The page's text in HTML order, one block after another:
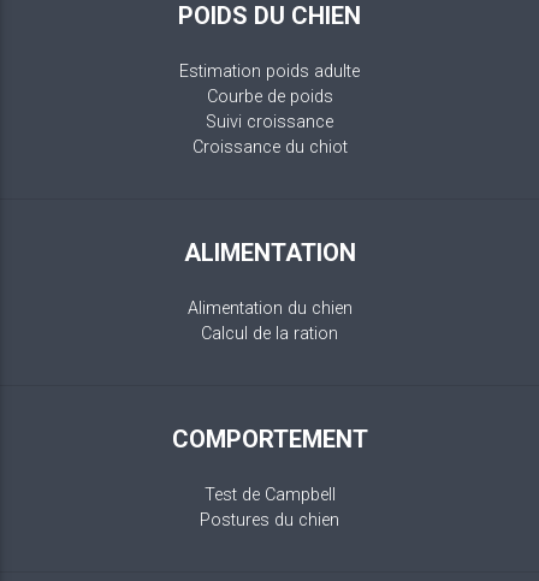
POIDS DU CHIEN
Estimation poids adulte
Courbe de poids
Suivi croissance
Croissance du chiot
ALIMENTATION
Alimentation du chien
Calcul de la ration
COMPORTEMENT
Test de Campbell
Postures du chien